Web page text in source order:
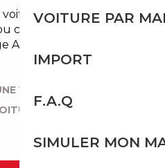
d'occasion de luxe
chez un professionnel sur
Auto vous guide.
VOITURE D’ALLEMAGNE
D’OCCASION EN
VOITURE PAR
IMPORT
F.A.Q
SIMULER MON